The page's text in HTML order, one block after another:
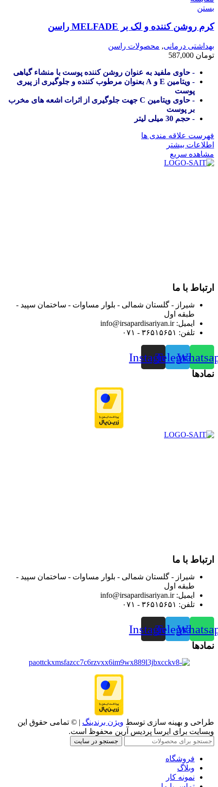
بستن
کرم روشن کننده و لک بر MELFADE راسن
بهداشتی درمانی, محصولات راسن
تومان
- حاوی ملفید به عنوان روشن کننده پوست با منشاء گیاهی
- ویتامین E و A بعنوان مرطوب کننده و جلوگیری از پیری
پوست
- حاوی ویتامین C جهت جلوگیری از اثرات اشعه های مخرب
بر پوست
- حجم 30 میلی لیتر
فهرست علاقه مندی ها
اطلاعات بیشتر
مشاهده سریع
ارتباط با ما
شیراز - گلستان شمالی - بلوار مساوات - ساختمان سپید -
طبقه اول
ایمیل: info@irsapardisariyan.ir
تلفن: ۳۶۵۱۵۶۵۱ - ۰۷۱
Telegram
Instagram
نمادها
ارتباط با ما
شیراز - گلستان شمالی - بلوار مساوات - ساختمان سپید -
طبقه اول
ایمیل: info@irsapardisariyan.ir
تلفن: ۳۶۵۱۵۶۵۱ - ۰۷۱
Telegram
Instagram
نمادها
طراحی و بهینه سازی توسط ویژن برندینگ | © تمامی حقوق این
وبسایت برای ایرسا پردیس آرین محفوظ است.
جستجو در سایت
فروشگاه
وبلاگ
نمونه کار